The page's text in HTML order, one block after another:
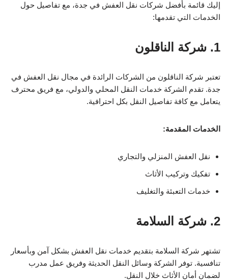
إليك قائمة بأفضل شركات نقل العفش في جدة، مع تفاصيل حول
الخدمات التي تقدمها:
1. شركة الناقلون
تعتبر شركة الناقلون من الشركات الرائدة في مجال نقل العفش في
جدة. تقدم الشركة خدمات النقل المحلي والدولي، مع فريق محترف
يتعامل مع كافة تفاصيل النقل بكل احترافية.
الخدمات المقدمة:
نقل العفش المنزلي والتجاري
تفكيك وتركيب الأثاث
خدمات التعبئة والتغليف
2. شركة السلامة
تشتهر شركة السلامة بتقديم خدمات نقل العفش بشكل آمن وبأسعار
تنافسية. توفر الشركة وسائل النقل الحديثة وفريق عمل مدرب
لضمان أمان الأثاث خلال النقل.